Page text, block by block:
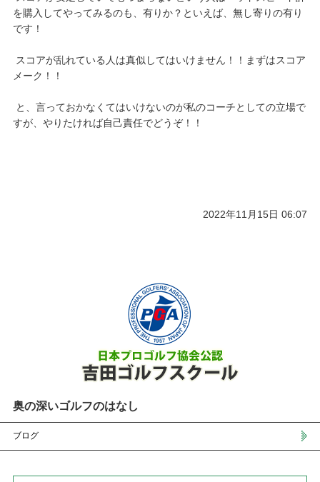
を購入してやってみるのも、有りか？といえば、無し寄りの有り
です！
スコアが乱れている人は真似してはいけません！！まずはスコア
メーク！！
と、言っておかなくてはいけないのが私のコーチとしての立場で
すが、やりたければ自己責任でどうぞ！！
2022年11月15日 06:07
奥の深いゴルフのはなし
ブログ